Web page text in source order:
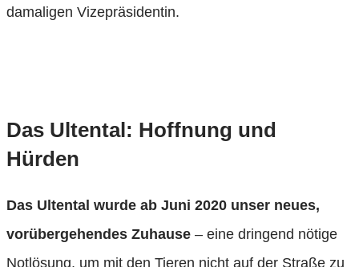
damaligen Vizepräsidentin.
Das Ultental: Hoffnung und
Hürden
Das Ultental wurde ab Juni 2020 unser neues,
vorübergehendes Zuhause – eine dringend nötige
Notlösung, um mit den Tieren nicht auf der Straße zu